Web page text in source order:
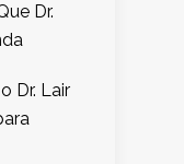
Dr.
Dr. Lair